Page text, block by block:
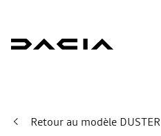
Retour au modèle DUSTER